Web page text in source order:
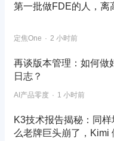
第一批做FDE的人，离
定焦One 2 小时前
再谈版本管理：如何做
日志？
AI产品零度 1 小时前
K3技术报告揭秘：同
么老牌巨头崩了，Kimi